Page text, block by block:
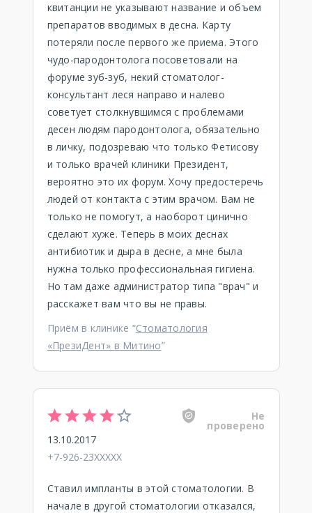
квитанции не указывают название и объем
препаратов вводимых в десна. Карту
потеряли после первого же приема. Этого
чудо-пародонтолога посоветовали на
форуме зуб-зуб, некий стоматолог-
консультант леся направо и налево
советует столкнувшимся с проблемами
десен людям пародонтолога, обязательно
в личку, подозреваю что только Фетисову
и только врачей клиники Президент,
вероятно это их форум. Хочу предостеречь
людей от контакта с этим врачом. Вам не
только не помогут, а наоборот цинично
сделают хуже. Теперь в моих деснах
антибиотик и дыра в десне, а мне была
нужна только профессиональная гигиена.
Но там даже администратор типа "врач" и
расскажет вам что вы не правы.
Приём в клинике “Стоматология
«ПрезиДент» в Митино”
Не
проверено
13.10.2017
+7-926-23XXXXX
Ставил импланты в этой стоматологии. В
начале в другой стоматологии отказался,